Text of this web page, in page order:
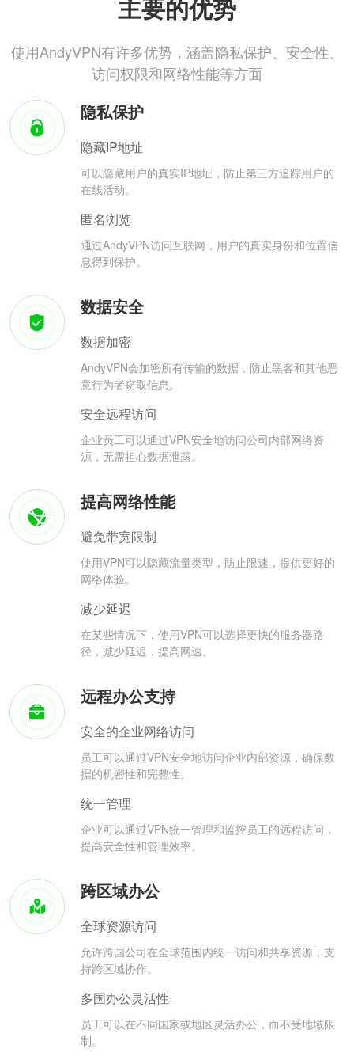
主要的优势
使用AndyVPN有许多优势，涵盖隐私保护、安全性、
访问权限和网络性能等方面
隐私保护
隐藏IP地址
可以隐藏用户的真实IP地址，防止第三方追踪用户的
在线活动。
匿名浏览
通过AndyVPN访问互联网，用户的真实身份和位置信
息得到保护。
数据安全
数据加密
AndyVPN会加密所有传输的数据，防止黑客和其他恶
意行为者窃取信息。
安全远程访问
企业员工可以通过VPN安全地访问公司内部网络资
源，无需担心数据泄露。
提高网络性能
避免带宽限制
使用VPN可以隐藏流量类型，防止限速，提供更好的
网络体验。
减少延迟
在某些情况下，使用VPN可以选择更快的服务器路
径，减少延迟，提高网速。
远程办公支持
安全的企业网络访问
员工可以通过VPN安全地访问企业内部资源，确保数
据的机密性和完整性。
统一管理
企业可以通过VPN统一管理和监控员工的远程访问，
提高安全性和管理效率。
跨区域办公
全球资源访问
允许跨国公司在全球范围内统一访问和共享资源，支
持跨区域协作。
多国办公灵活性
员工可以在不同国家或地区灵活办公，而不受地域限
制。